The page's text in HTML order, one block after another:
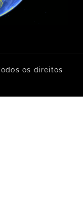
os direitos